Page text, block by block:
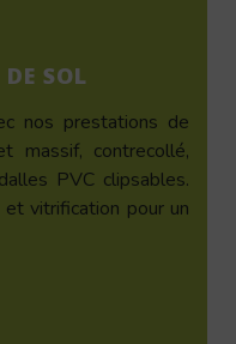
SOL
nos prestations de
massif, contrecollé,
PVC clipsables.
et vitrification pour un